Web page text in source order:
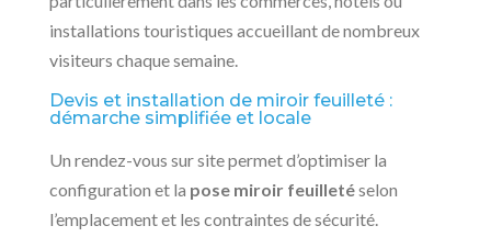
installations touristiques accueillant de nombreux
visiteurs chaque semaine.
Devis et installation de miroir feuilleté :
démarche simplifiée et locale
Un rendez-vous sur site permet d’optimiser la
configuration et la pose miroir feuilletéselon
l’emplacement et les contraintes de sécurité.